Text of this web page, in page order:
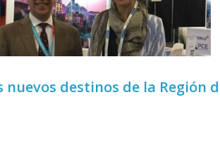
destinos de la Región